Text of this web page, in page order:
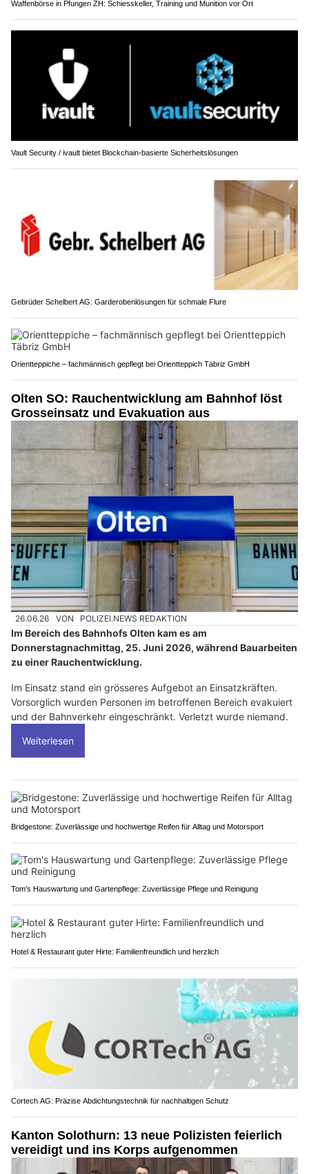
Waffenbörse in Pfungen ZH: Schiesskeller, Training und Munition vor Ort
Vault Security / ivault bietet Blockchain-basierte Sicherheitslösungen
Gebrüder Schelbert AG: Garderobenlösungen für schmale Flure
Orientteppiche – fachmännisch gepflegt bei Orientteppich Täbriz GmbH
Olten SO: Rauchentwicklung am Bahnhof löst
Grosseinsatz und Evakuation aus
26.06.26 VON POLIZEI.NEWS REDAKTION
Im Bereich des Bahnhofs Olten kam es am
Donnerstagnachmittag, 25. Juni 2026, während Bauarbeiten
zu einer Rauchentwicklung.
Im Einsatz stand ein grösseres Aufgebot an Einsatzkräften.
Vorsorglich wurden Personen im betroffenen Bereich evakuiert
und der Bahnverkehr eingeschränkt. Verletzt wurde niemand.
Weiterlesen
Bridgestone: Zuverlässige und hochwertige Reifen für Alltag und Motorsport
Tom's Hauswartung und Gartenpflege: Zuverlässige Pflege und Reinigung
Hotel & Restaurant guter Hirte: Familienfreundlich und herzlich
Cortech AG: Präzise Abdichtungstechnik für nachhaltigen Schutz
Kanton Solothurn: 13 neue Polizisten feierlich
vereidigt und ins Korps aufgenommen